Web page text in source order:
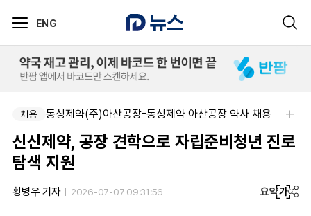
ENG
채용 동성제약(주)아산공장-동성제약 아산공장 약사 채용
신신제약, 공장 견학으로 자립준비청년 진로
탐색 지원
황병우 기자 2026-07-07 09:31:56 요약가